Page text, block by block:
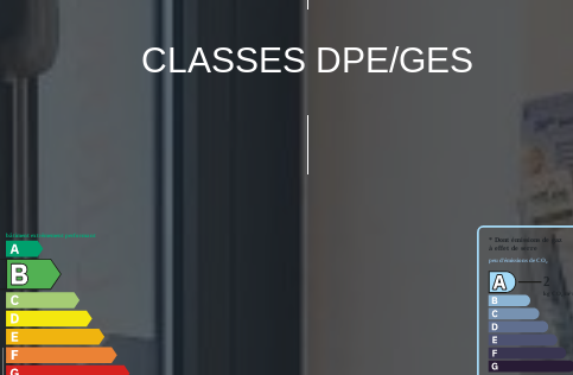
CLASSES DPE/GES